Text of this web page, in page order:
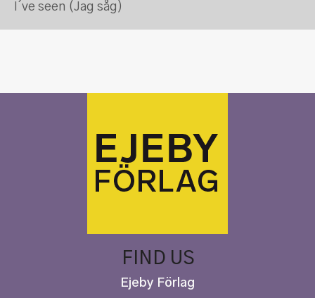
I´ve seen (Jag såg)
FIND US
Ejeby Förlag